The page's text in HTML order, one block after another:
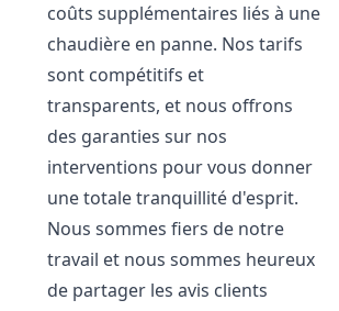
coûts supplémentaires liés à une
chaudière en panne. Nos tarifs
sont compétitifs et
transparents, et nous offrons
des garanties sur nos
interventions pour vous donner
une totale tranquillité d'esprit.
Nous sommes fiers de notre
travail et nous sommes heureux
de partager les avis clients